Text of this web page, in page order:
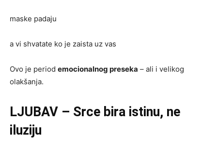
maske padaju
a vi shvatate ko je zaista uz vas
Ovo je period emocionalnog preseka – ali i velikog
olakšanja.
LJUBAV – Srce bira istinu, ne
iluziju